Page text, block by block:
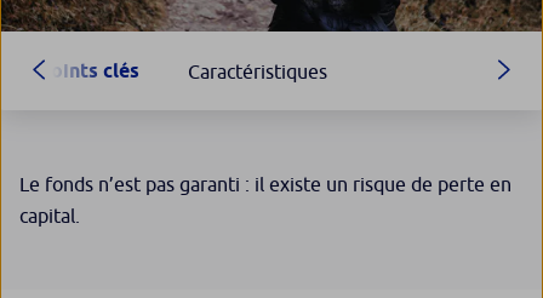
Points clés Caractéristiques
Le fonds n’est pas garanti : il existe un risque de perte en
capital.